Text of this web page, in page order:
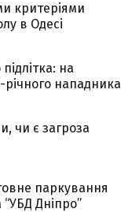
критеріями
в Одесі
на
нападника
чи є загроза
паркування
Дніпро”